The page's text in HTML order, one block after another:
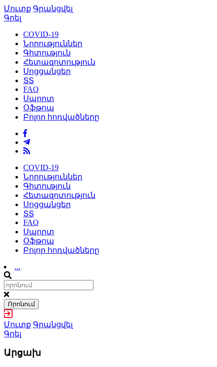
Մուտք Գրանցվել
Գրել
COVID-19
Նորություններ
Գիտություն
Հետազոտություն
Սոցցանցեր
ՏՏ
FAQ
Սպորտ
Օֆթոպ
Բոլոր հոդվածները
COVID-19
Նորություններ
Գիտություն
Հետազոտություն
Սոցցանցեր
ՏՏ
FAQ
Սպորտ
Օֆթոպ
Բոլոր հոդվածները
...
Որոնում
Մուտք Գրանցվել
Գրել
Արցախ